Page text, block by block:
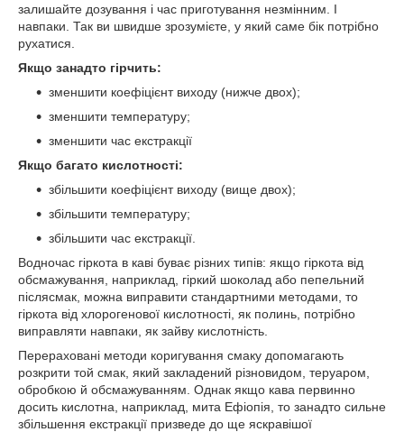
залишайте дозування і час приготування незмінним. І
навпаки. Так ви швидше зрозумієте, у який саме бік потрібно
рухатися.
Якщо занадто гірчить:
зменшити коефіцієнт виходу (нижче двох);
зменшити температуру;
зменшити час екстракції
Якщо багато кислотності:
збільшити коефіцієнт виходу (вище двох);
збільшити температуру;
збільшити час екстракції.
Водночас гіркота в каві буває різних типів: якщо гіркота від
обсмажування, наприклад, гіркий шоколад або пепельний
післясмак, можна виправити стандартними методами, то
гіркота від хлорогенової кислотності, як полинь, потрібно
виправляти навпаки, як зайву кислотність.
Перераховані методи коригування смаку допомагають
розкрити той смак, який закладений різновидом, теруаром,
обробкою й обсмажуванням. Однак якщо кава первинно
досить кислотна, наприклад, мита Ефіопія, то занадто сильне
збільшення екстракції призведе до ще яскравішої